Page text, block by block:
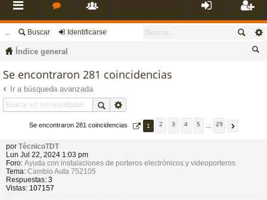
nl
es
pi
do
o
s
s
a
ri ar
eg
... Buscar Identificarse
Índice general
Se encontraron 281 coincidencias
Ir a búsqueda avanzada
Se encontraron 281 coincidencias 1 2 3 4 5 29
por TécnicoTDT
Lun Jul 22, 2024 1:03 pm
Foro: Ayuda con instalaciones de porteros electrónicos y videoporteros
Tema: Cambio Auta 752105
Respuestas: 3
Vistas: 107157